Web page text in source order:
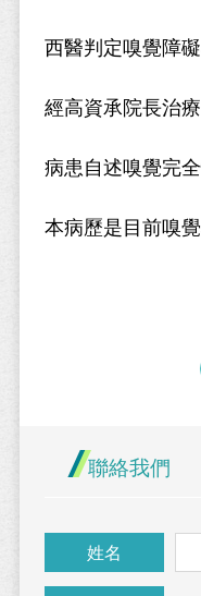
西醫判定嗅覺障
經高資承院長治
病患自述嗅覺完
本病歷是目前嗅
聯絡我們
姓名